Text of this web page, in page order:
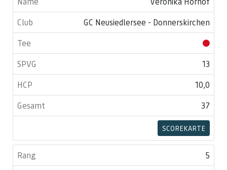
GC Neusiedlersee - Donnerskirchen
13
10,0
37
SCOREKARTE
5